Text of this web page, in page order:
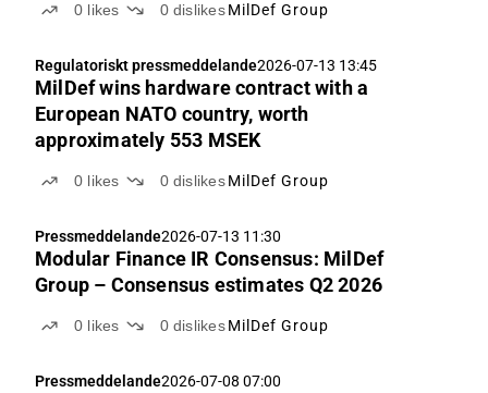
0 likes 0 dislikes MilDef Group
Regulatoriskt pressmeddelande2026-07-13 13:45
MilDef wins hardware contract with a
European NATO country, worth
approximately 553 MSEK
0 likes 0 dislikes MilDef Group
Pressmeddelande2026-07-13 11:30
Modular Finance IR Consensus: MilDef
Group – Consensus estimates Q2 2026
0 likes 0 dislikes MilDef Group
Pressmeddelande2026-07-08 07:00